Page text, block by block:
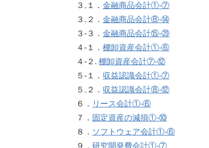
３₋１． 金融商品会計①‐⑦
３₋２． 金融商品会計⑧‐⑭
３‐３． 金融商品会計⑮‐⑳
４-１． 棚卸資産会計①‐⑥
４-２. 棚卸資産会計⑦‐⑫
５‐１． 収益認識会計①‐⑦
５₋２． 収益認識会計⑧-⑫
６． リース会計①‐⑥
７． 固定資産の減損①‐⑩
８． ソフトウェア会計①‐⑥
９． 研究開発費会計①‐⑦